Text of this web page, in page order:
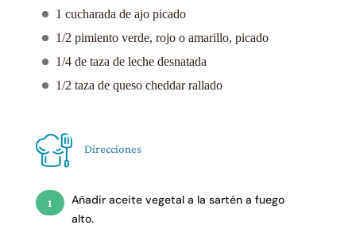
1 cucharada de ajo picado
1/2 pimiento verde, rojo o amarillo, picado
1/4 de taza de leche desnatada
1/2 taza de queso cheddar rallado
Direcciones
Añadir aceite vegetal a la sartén a fuego
alto.